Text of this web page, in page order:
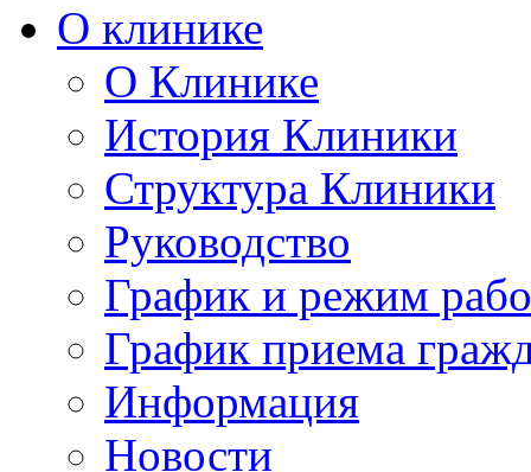
О клинике
О Клинике
История Клиники
Структура Клиники
Руководство
График и режим
График приема
Информация
Новости